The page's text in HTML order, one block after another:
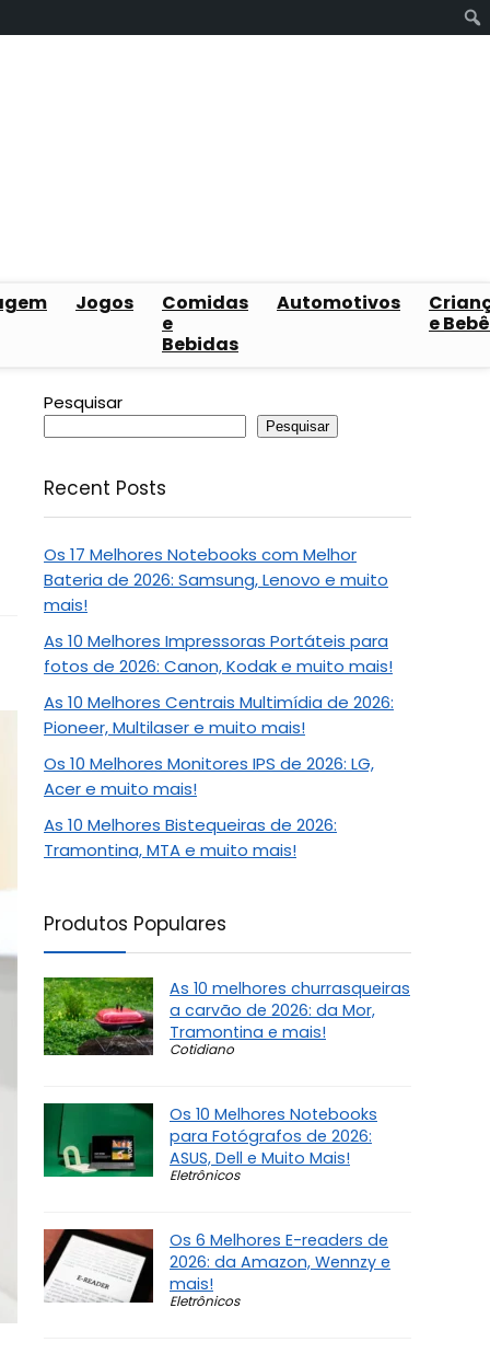
Jogos
Comidas
e
Bebidas
Automotivos
e
Pesquisar
Pesquisar
Recent Posts
Os 17 Melhores Notebooks com Melhor
Bateria de 2026: Samsung, Lenovo e muito
mais!
As 10 Melhores Impressoras Portáteis para
fotos de 2026: Canon, Kodak e muito mais!
As 10 Melhores Centrais Multimídia de 2026:
Pioneer, Multilaser e muito mais!
Os 10 Melhores Monitores IPS de 2026: LG,
Acer e muito mais!
As 10 Melhores Bistequeiras de 2026:
Tramontina, MTA e muito mais!
Produtos Populares
As 10 melhores churrasqueiras
a carvão de 2026: da Mor,
Tramontina e mais!
Cotidiano
Os 10 Melhores Notebooks
para Fotógrafos de 2026:
ASUS, Dell e Muito Mais!
Eletrônicos
Os 6 Melhores E-readers de
2026: da Amazon, Wennzy e
mais!
Eletrônicos